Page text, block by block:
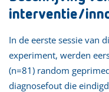
interventie/
In de eerste sessie van
experiment, werden
(n=81) random
diagnosefout die